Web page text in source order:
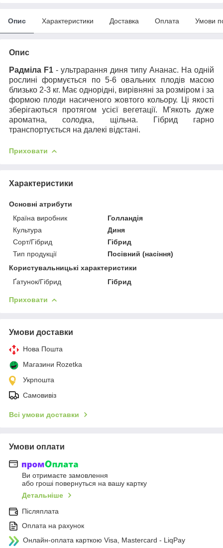
Опис Характеристики Доставка Оплата Умови
Опис
Радміла F1 - ультрарання диня типу Ананас. На одній
рослині формується по 5-6 овальних плодів масою
близько 2-3 кг. Має однорідні, вирівняні за розміром і за
формою плоди насиченого жовтого кольору. Ці якості
зберігаються протягом усієї вегетації. М'якоть дуже
ароматна, солодка, щільна. Гібрид гарно
транспортується на далекі відстані.
Приховати
Характеристики
Основні атрибути
Країна виробник
Голландія
Культура
Диня
Сорт/Гібрид
Гібрид
Тип продукції
Посівний (насіння)
Користувальницькі характеристики
Ґатунок/Гібрид
Гібрид
Приховати
Умови доставки
Нова Пошта
Магазини Rozetka
Укрпошта
Самовивіз
Всі умови доставки
Умови оплати
Ви отримаєте замовлення
або гроші повернуться на вашу картку
Детальніше
Післяплата
Оплата на рахунок
Онлайн-оплата карткою Visa, Mastercard - LiqPay